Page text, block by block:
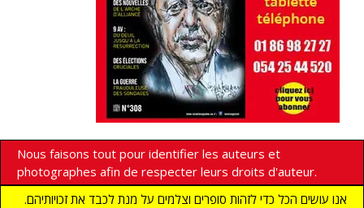
Nous faisons tout pour identifier les auteurs et
photographes afin de respecter leurs droits d'auteur.
אנו עושים הכל כדי לזהות סופרים וצלמים על מנת לכבד את זכויותיהם.